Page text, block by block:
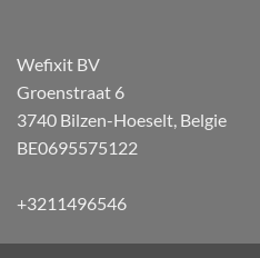
Wefixit BV
Groenstraat 6
3740 Bilzen-Hoeselt, Belgie
BE0695575122
+3211496546